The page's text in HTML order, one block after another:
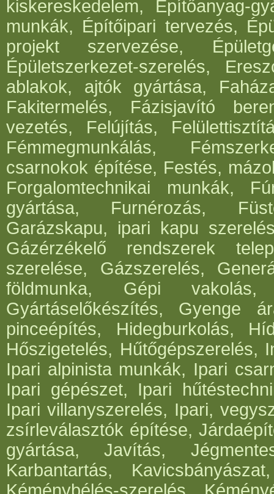
kiskereskedelem, Építőanyag-
munkák, Építőipari tervezés,
projekt szervezése,
Épületszerkezet-szerelés,
ablakok, ajtók gyártása,
Fakitermelés, Fázisjavító
vezetés, Felújítás,
Fémmegmunkálás,
csarnokok építése, Festés,
Forgalomtechnikai munkák,
gyártása, Furnérozás,
Garázskapu, ipari kapu
Gázérzékelő rendszerek
szerelése, Gázszerelés,
földmunka, Gépi vakolás,
Gyártáselőkészítés, Gyenge
pinceépítés, Hidegburkolás,
Hőszigetelés, Hűtőgépszerelés,
Ipari alpinista munkák, Ipari
Ipari gépészet, Ipari
Ipari villanyszerelés, Ipari,
zsírleválasztók építése,
gyártása, Javítás,
Karbantartás,